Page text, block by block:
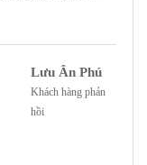
Lưu Ân Phú
Khách hàng phản
hồi